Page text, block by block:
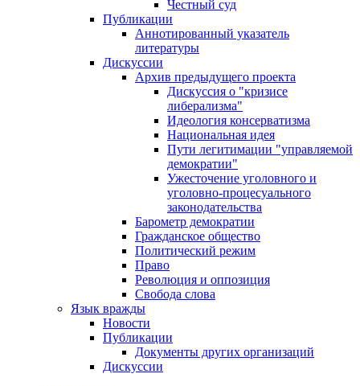
Честный суд
Публикации
Аннотированный указатель
литературы
Дискуссии
Архив предыдущего проекта
Дискуссия о "кризисе
либерализма"
Идеология консерватизма
Национальная идея
Пути легитимации "управляемой
демократии"
Ужесточение уголовного и
уголовно-процесуального
законодательства
Барометр демократии
Гражданское общество
Политический режим
Право
Революция и оппозиция
Свобода слова
Язык вражды
Новости
Публикации
Документы других организаций
Дискуссии